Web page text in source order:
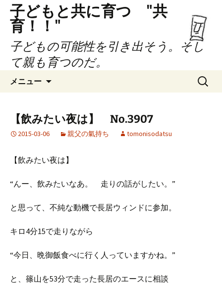
子どもと共に育つ "共
育！！"
子どもの可能性を引き出そう。そし
て親も育つのだ。
メニュー
ツ
キ
プ
検
索:
【飲みたい夜は】 No.3907
2015-03-06 親父の氣持ち tomonisodatsu
【飲みたい夜は】
“んー、飲みたいなあ。 走りの話がしたい。”
と思って、不純な動機で長居ウィンドに参加。
キロ4分15で走りながら
“今日、晩御飯食べに行く人っていますかね。”
と、篠山を53分で走った長居のエースに相談